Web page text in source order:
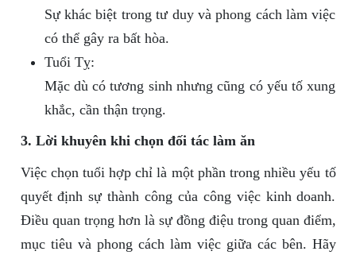
Sự khác biệt trong tư duy và phong cách làm việc
có thể gây ra bất hòa.
Tuổi Tỵ:
Mặc dù có tương sinh nhưng cũng có yếu tố xung
khắc, cần thận trọng.
3. Lời khuyên khi chọn đối tác làm ăn
Việc chọn tuổi hợp chỉ là một phần trong nhiều yếu tố
quyết định sự thành công của công việc kinh doanh.
Điều quan trọng hơn là sự đồng điệu trong quan điểm,
mục tiêu và phong cách làm việc giữa các bên. Hãy